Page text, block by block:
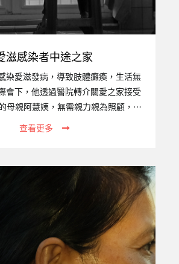
滋感染者中途之家
染愛滋發病，導致肢體癱瘓，生活無
會下，他透過醫院轉介關愛之家接受
母親阿慧姨，無需親力親為照顧，確
負擔，也重獲開朗笑容。儘管經濟不
堅持每月前往屏東中心探訪。途中阿
斗笠和側背包，將她的身影擠壓得易
待上一整個下午，跟大方叨叨絮絮說
，這便是屏東中心的日常。一、專案
感染者經由穩定服藥治療後，平均餘
然而許多愛滋感染者因為疾病及服用
及社會污名標籤等原因，無法求助於
援網路而成為社會的邊緣者。…
查看更多